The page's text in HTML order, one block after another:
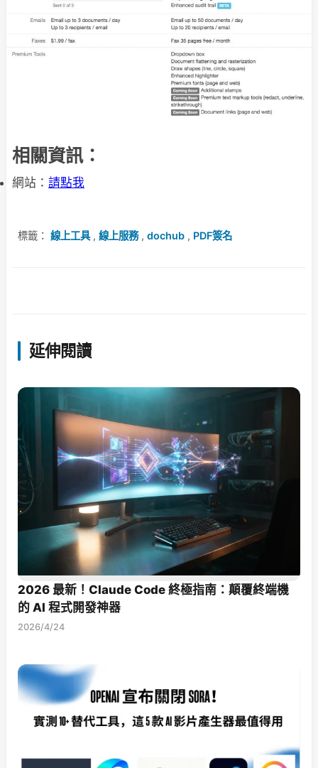
相關資訊：
網站： 請點我
標籤： 線上工具, 線上服務, dochub , PDF簽名
延伸閱讀
2026 最新！Claude Code 終極指南：顛覆終端機
的 AI 程式開發神器
2026/4/24